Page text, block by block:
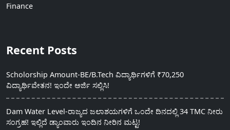
Finance
Recent Posts
Scholorship Amount-BE/B.Tech ವಿದ್ಯಾರ್ಥಿಗಳಿಗೆ ₹70,250
ವಿದ್ಯಾರ್ಥಿವೇತನ! ಇಂದೇ ಅರ್ಜಿ ಸಲ್ಲಿಸಿ!
Dam Water Level-ರಾಜ್ಯದ ಜಲಾಶಯಗಳಿಗೆ ಒಂದೇ ದಿನದಲ್ಲಿ 34 TMC ನೀರು
ಸಂಗ್ರಹ! ಇಲ್ಲಿದೆ ಡ್ಯಾಂವಾರು ಇಂದಿನ ನೀರಿನ ಮಟ್ಟ!